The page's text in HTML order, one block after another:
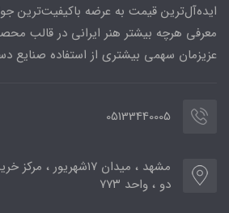
ایده‌آل‌ترین قیمت به عرضه باکیفیت‌ترین
معرفی هرچه بیشتر هنر ایرانی در قالب
عزیزمان سهمی بیشتری از استفاده صنایع
05133440005
دو ، واحد ۷۷۳